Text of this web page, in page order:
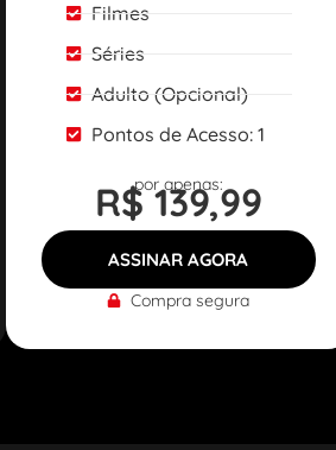
Filmes
Séries
Adulto (Opcional)
Pontos de Acesso: 1
por apenas:
R$ 139,99
ASSINAR AGORA
Compra segura